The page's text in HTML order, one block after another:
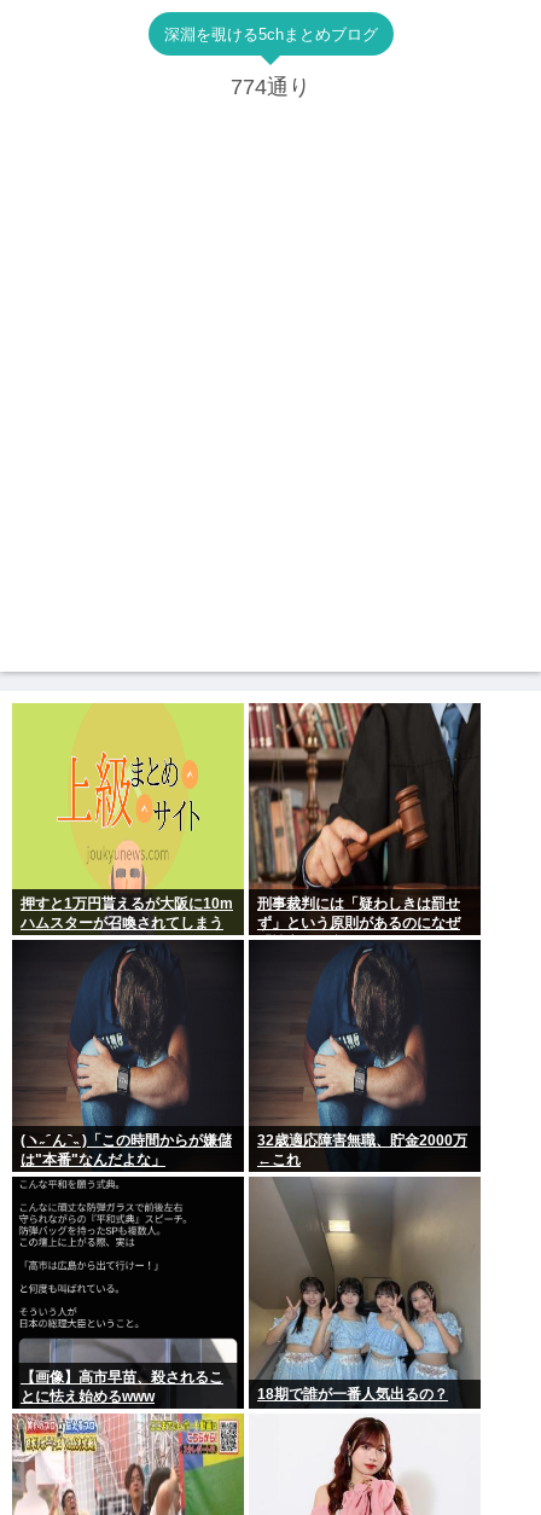
深淵を覗ける5chまとめブログ
774通り
押すと1万円貰えるが大阪に10m
ハムスターが召喚されてしまう
ボタン
刑事裁判には「疑わしきは罰せ
ず」という原則があるのになぜ
「性交の同意がなかった」とい
う確かめようが無いもので有罪
になるの？
(ヽ˶ ᷇ ん ᷆ ˵ )「この時間からが嫌儲
は"本番"なんだよな」
32歳適応障害無職、貯金2000万
←これ
【画像】高市早苗、殺されるこ
とに怯え始めるwww
18期で誰が一番人気出るの？